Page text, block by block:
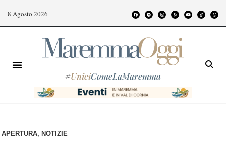
8 Agosto 2026
#UniciComeLaMaremma
APERTURA, NOTIZIE